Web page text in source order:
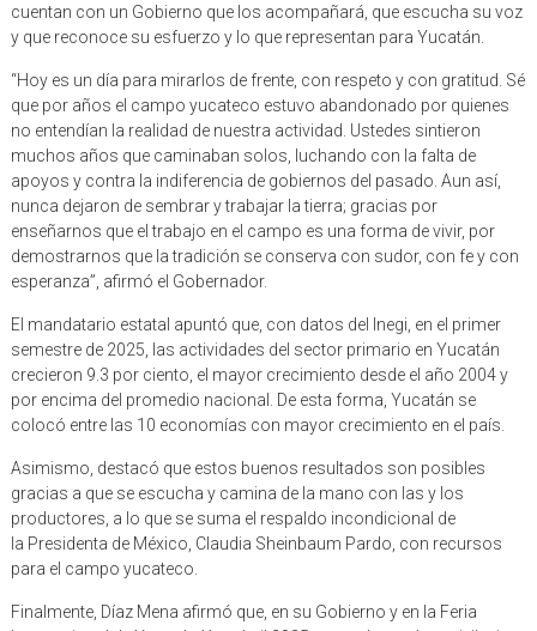
cuentan con un Gobierno que los acompañará, que escucha su voz
y que reconoce su esfuerzo y lo que representan para Yucatán.
“Hoy es un día para mirarlos de frente, con respeto y con gratitud. Sé
que por años el campo yucateco estuvo abandonado por quienes
no entendían la realidad de nuestra actividad. Ustedes sintieron
muchos años que caminaban solos, luchando con la falta de
apoyos y contra la indiferencia de gobiernos del pasado. Aun así,
nunca dejaron de sembrar y trabajar la tierra; gracias por
enseñarnos que el trabajo en el campo es una forma de vivir, por
demostrarnos que la tradición se conserva con sudor, con fe y con
esperanza”, afirmó el Gobernador.
El mandatario estatal apuntó que, con datos del Inegi, en el primer
semestre de 2025, las actividades del sector primario en Yucatán
crecieron 9.3 por ciento, el mayor crecimiento desde el año 2004 y
por encima del promedio nacional. De esta forma, Yucatán se
colocó entre las 10 economías con mayor crecimiento en el país.
Asimismo, destacó que estos buenos resultados son posibles
gracias a que se escucha y camina de la mano con las y los
productores, a lo que se suma el respaldo incondicional de
la Presidenta de México, Claudia Sheinbaum Pardo, con recursos
para el campo yucateco.
Finalmente, Díaz Mena afirmó que, en su Gobierno y en la Feria